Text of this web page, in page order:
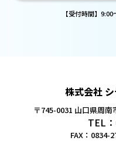
【受付時間】
株式会社
〒745-0031 山口県周
TEL
FAX：0834-